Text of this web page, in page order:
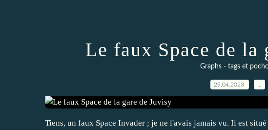
Le faux Space de la
Graphs - tags et
29.04.2023
Tiens, un faux Space Invader ; je ne l'avais jamais vu. Il est